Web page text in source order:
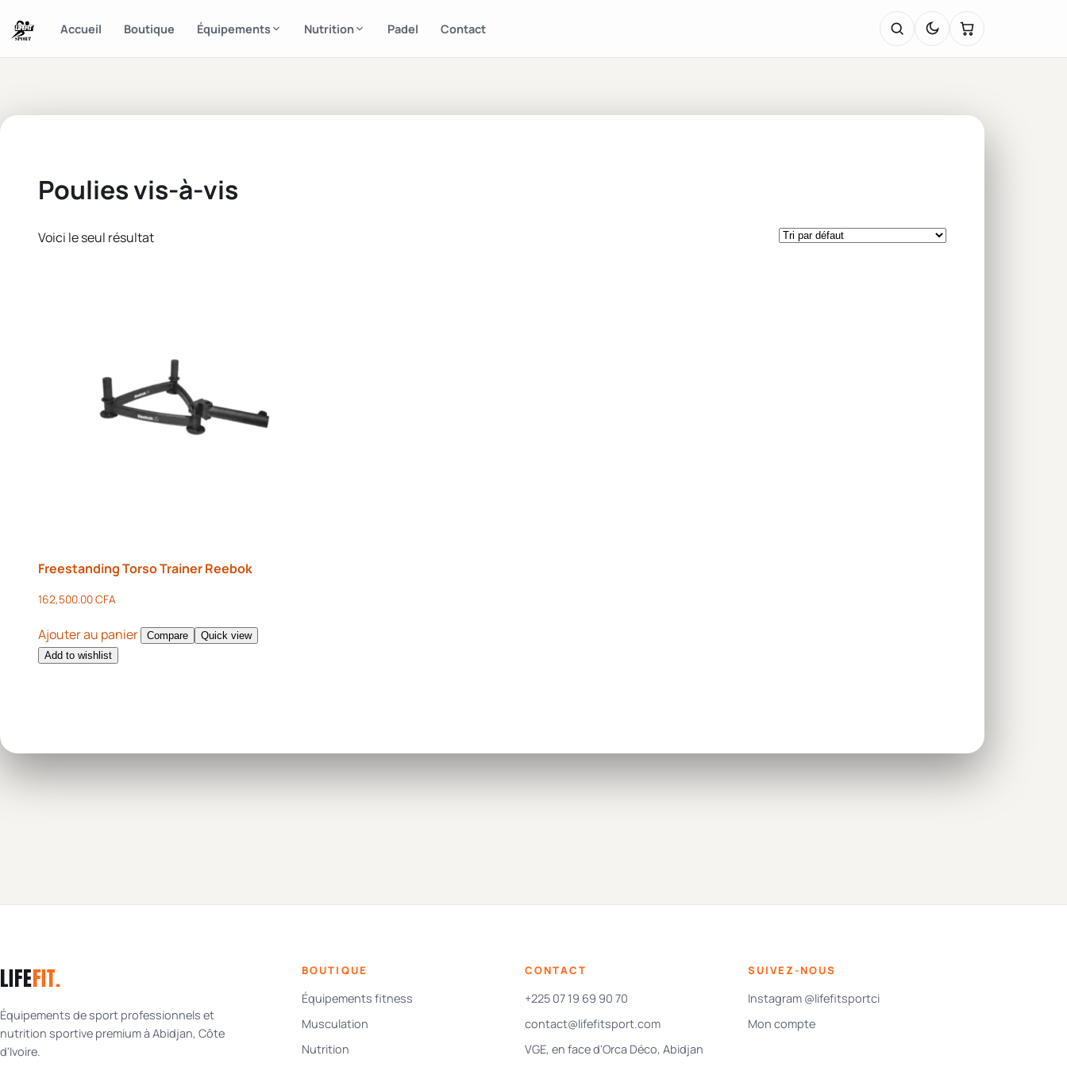
Accueil Boutique Équipements Nutrition Padel Contact
Poulies vis-à-vis
Voici le seul résultat
Freestanding Torso Trainer Reebok
162,500.00CFA
Ajouter au panier Compare
Quick view
Add to wishlist
LIFEFIT.
Équipements de sport professionnels et
nutrition sportive premium à Abidjan, Côte
d'Ivoire.
BOUTIQUE
Équipements fitness
Musculation
Nutrition
CONTACT
+225 07 19 69 90 70
contact@lifefitsport.com
VGE, en face d'Orca Déco, Abidjan
SUIVEZ-NOUS
Instagram @lifefitsportci
Mon compte